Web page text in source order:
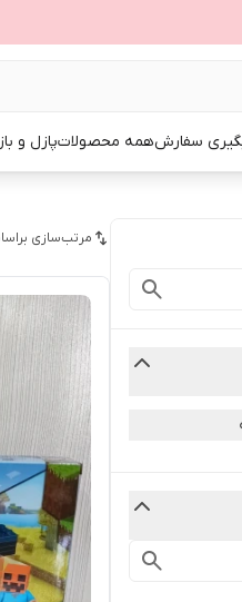
سفارشهمه محصولاتپازل و
مرتب‌سازی